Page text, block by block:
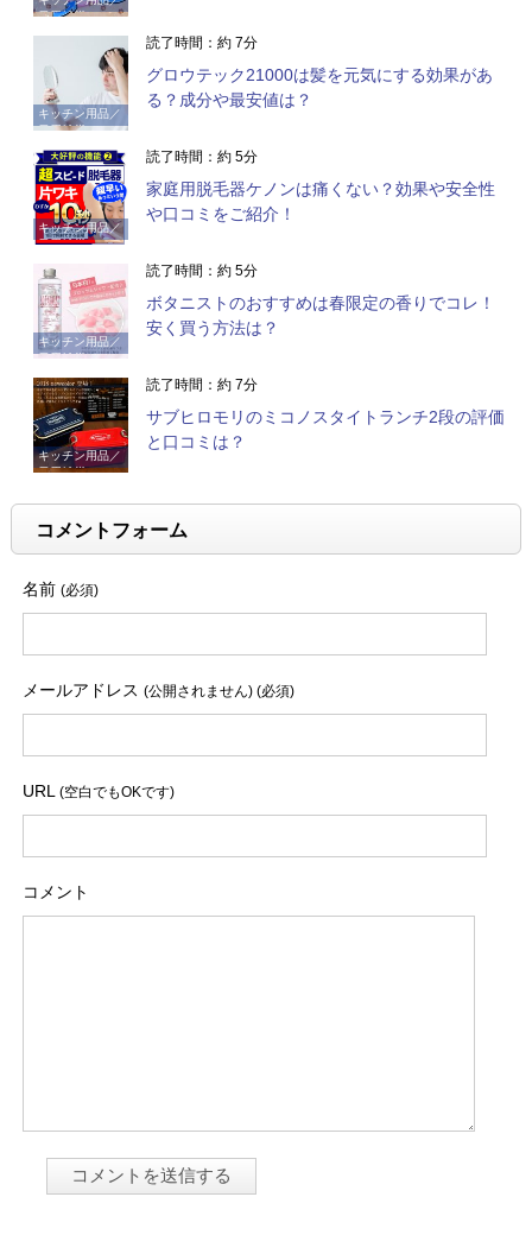
日用雑貨
キッチン用品／
日用雑貨
読了時間：約 7分
グロウテック21000は髪を元気にする効果があ
る？成分や最安値は？
キッチン用品／
日用雑貨
読了時間：約 5分
家庭用脱毛器ケノンは痛くない？効果や安全性
や口コミをご紹介！
キッチン用品／
日用雑貨
読了時間：約 5分
ボタニストのおすすめは春限定の香りでコレ！
安く買う方法は？
キッチン用品／
日用雑貨
読了時間：約 7分
サブヒロモリのミコノスタイトランチ2段の評価
と口コミは？
コメントフォーム
名前 (必須)
メールアドレス (公開されません) (必須)
URL (空白でもOKです)
コメント